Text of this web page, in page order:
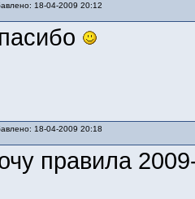
18-04-2009 20:12
18-04-2009 20:18
правила